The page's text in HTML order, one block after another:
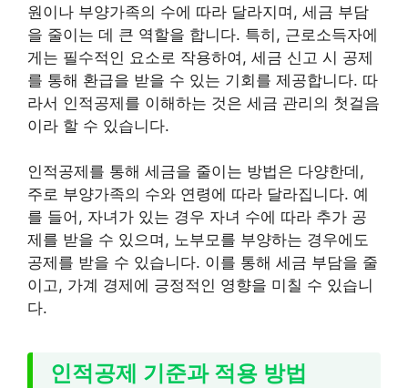
원이나 부양가족의 수에 따라 달라지며, 세금 부담
을 줄이는 데 큰 역할을 합니다. 특히, 근로소득자에
게는 필수적인 요소로 작용하여, 세금 신고 시 공제
를 통해 환급을 받을 수 있는 기회를 제공합니다. 따
라서 인적공제를 이해하는 것은 세금 관리의 첫걸음
이라 할 수 있습니다.
인적공제를 통해 세금을 줄이는 방법은 다양한데,
주로 부양가족의 수와 연령에 따라 달라집니다. 예
를 들어, 자녀가 있는 경우 자녀 수에 따라 추가 공
제를 받을 수 있으며, 노부모를 부양하는 경우에도
공제를 받을 수 있습니다. 이를 통해 세금 부담을 줄
이고, 가계 경제에 긍정적인 영향을 미칠 수 있습니
다.
인적공제 기준과 적용 방법